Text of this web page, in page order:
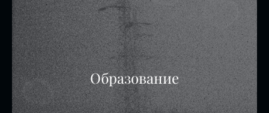
Образование